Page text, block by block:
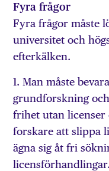
Fyra frågor
Fyra frågor måste
universitet och
efterkälken.
1. Man måste
grundforskning
frihet utan licenser
forskare att slippa
ägna sig åt fri
licensförhandlingar.